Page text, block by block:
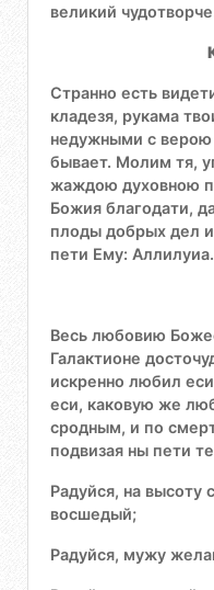
великий
Странно есть
кладезя, рукама
недужными с
бывает. Молим тя,
жаждою духовною
Божия благодати,
плоды добрых дел
пети Ему: Аллилуиа.
Весь любовию
Галактионе
искренно любил
еси, каковую же
сродным, и по
подвизая ны пети
Радуйся, на высоту
восшедый;
Радуйся, мужу